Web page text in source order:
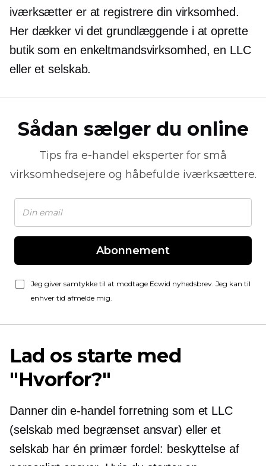
iværksætter er at registrere din virksomhed.
Her dækker vi det grundlæggende i at oprette
butik som en enkeltmandsvirksomhed, en LLC
eller et selskab.
Sådan sælger du online
Tips fra e-handel eksperter for små
virksomhedsejere og håbefulde iværksættere.
Abonnement
Jeg giver samtykke til at modtage Ecwid nyhedsbrev. Jeg kan til
enhver tid afmelde mig.
Lad os starte med
"Hvorfor?"
Danner din e-handel forretning som et LLC
(selskab med begrænset ansvar) eller et
selskab har én primær fordel: beskyttelse af